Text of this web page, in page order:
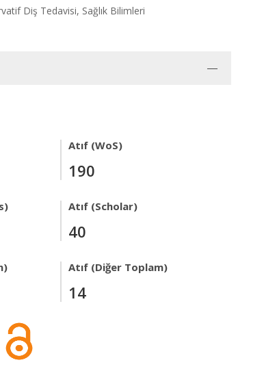
Diş Tedavisi, Sağlık Bilimleri
Atıf (WoS)
190
Atıf (Scholar)
40
Atıf (Diğer Toplam)
14